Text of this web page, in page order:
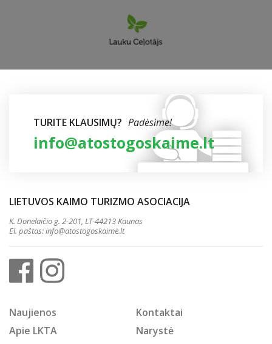
TURITE KLAUSIMŲ? Padėsime!
info@atostogoskaime.lt
LIETUVOS KAIMO TURIZMO ASOCIACIJA
K. Donelaičio g. 2-201, LT-44213 Kaunas
El. paštas:info@atostogoskaime.lt
Naujienos
Kontaktai
Apie LKTA
Narystė